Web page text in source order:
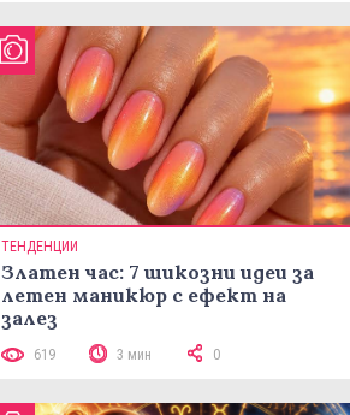
ТЕНДЕНЦИИ
Златен час: 7 шикозни идеи за
летен маникюр с ефект на
залез
619 3 мин 0